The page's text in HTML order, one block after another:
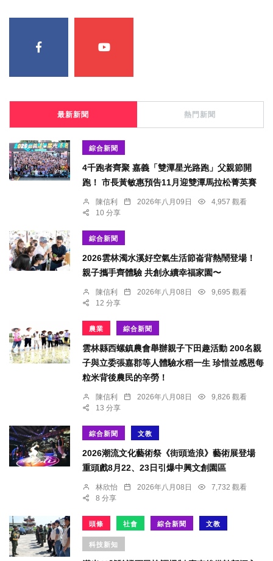
最新新聞 熱門新聞
綜合新聞
4千跑者齊聚 嘉義「雙潭星光路跑」父親節開
跑！ 市長黃敏惠預告11月迎雙潭馬拉松菁英賽
陳信利 2026年八月09日
4,957 觀看
10 分享
綜合新聞
2026雲林濁水溪好空氣生活節崙背熱鬧登場！
親子攜手齊體驗 共創永續幸福家園〜
陳信利 2026年八月08日
9,695 觀看
12 分享
農業 綜合新聞
雲林縣西螺鎮農會舉辦親子下田趣活動 200名親
子與立委張嘉郡等人體驗水稻一生 珍惜並感恩每
粒米背後農民的辛勞！
陳信利 2026年八月08日
9,826 觀看
13 分享
綜合新聞 文教
2026潮流文化藝術祭《街頭造浪》藝術展登場
重頭戲8月22、23日引爆中興文創園區
林欣怡 2026年八月08日
7,732 觀看
8 分享
頭條 社會 綜合新聞 文教
科技新知